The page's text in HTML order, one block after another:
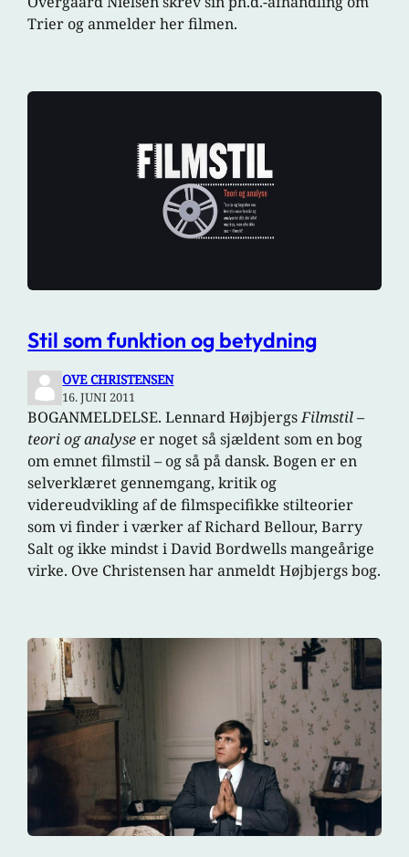
Trier og anmelder her filmen.
Stil som funktion og betydning
OVE CHRISTENSEN
16. JUNI 2011
BOGANMELDELSE. Lennard HøjbjergsFilmstil –
teori og analyse er noget så sjældent som en bog
om emnet filmstil – og så på dansk. Bogen er en
selverklæret gennemgang, kritik og
videreudvikling af de filmspecifikke stilteorier
som vi finder i værker af Richard Bellour, Barry
Salt og ikke mindst i David Bordwells mangeårige
virke. Ove Christensen har anmeldt Højbjergs bog.